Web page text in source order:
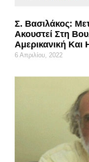
Σ. Βασιλάκος:
Ακουστεί Στη
Αμερικανική
6 Απριλίου, 2022